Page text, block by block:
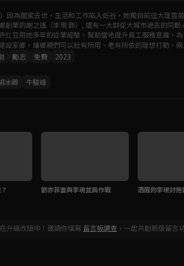
Video
因為閨蜜去世，生活和工作陷入低谷，她獨自前往大理雲
創業的謝之遙（李現 飾）, 還有一大群從大城市過去的同
红豆用她多年的從業經驗，幫助當地提升員工服務意識，
設家鄉，讓鄉親們可以壯有所用、老有所依的理想打動，
勵志 免費 2023
冰卿 牛駿峰
劉亦菲要與李現並肩作戰 酒醒的李現討抱
升級改版中！邀請你填寫 留言板調查 ，一起共創新版留言